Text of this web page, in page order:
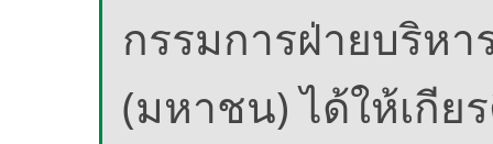
กรรมการฝ่ายบริห
(มหาชน) ได้ให้เกีย